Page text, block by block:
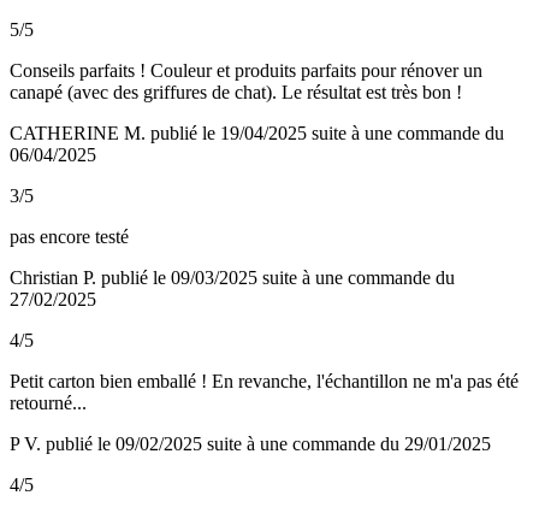
5/5
Conseils parfaits ! Couleur et produits parfaits pour rénover un
canapé (avec des griffures de chat). Le résultat est très bon !
CATHERINE M. publié le 19/04/2025 suite à une commande du
06/04/2025
3/5
pas encore testé
Christian P. publié le 09/03/2025 suite à une commande du
27/02/2025
4/5
Petit carton bien emballé ! En revanche, l'échantillon ne m'a pas été
retourné...
P V. publié le 09/02/2025 suite à une commande du 29/01/2025
4/5